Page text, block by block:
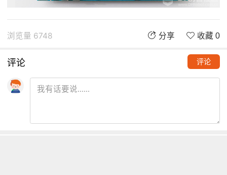
浏览量 6748 分享 收藏 0
评论 评论